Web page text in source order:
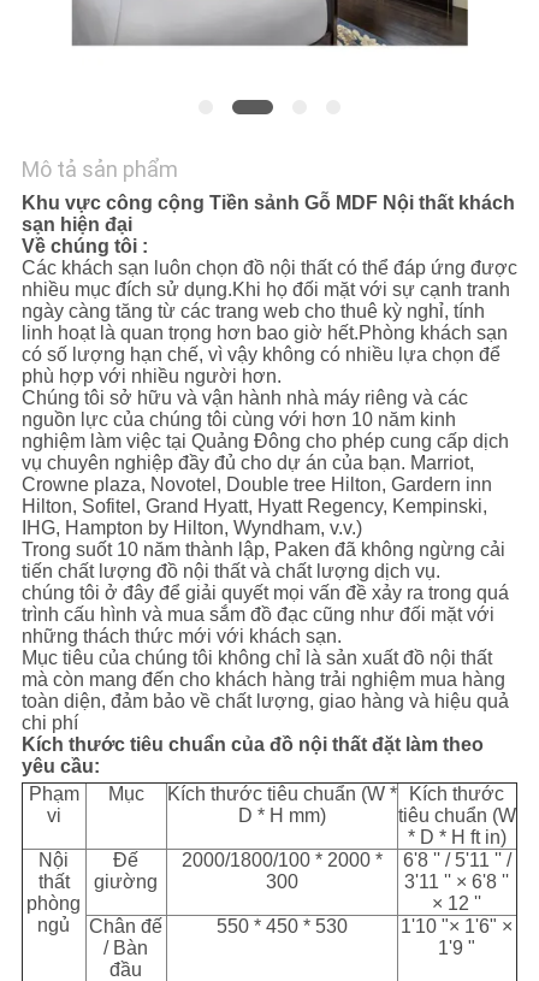
PRIVACY
POLICY
Mô tả sản phẩm
Khu vực công cộng Tiền sảnh Gỗ MDF Nội thất khách
sạn hiện đại
Về chúng tôi :
Các khách sạn luôn chọn đồ nội thất có thể đáp ứng được
nhiều mục đích sử dụng.Khi họ đối mặt với sự cạnh tranh
ngày càng tăng từ các trang web cho thuê kỳ nghỉ, tính
linh hoạt là quan trọng hơn bao giờ hết.Phòng khách sạn
có số lượng hạn chế, vì vậy không có nhiều lựa chọn để
phù hợp với nhiều người hơn.
Chúng tôi sở hữu và vận hành nhà máy riêng và các
nguồn lực của chúng tôi cùng với hơn 10 năm kinh
nghiệm làm việc tại Quảng Đông cho phép cung cấp dịch
vụ chuyên nghiệp đầy đủ cho dự án của bạn. Marriot,
Crowne plaza, Novotel, Double tree Hilton, Gardern inn
Hilton, Sofitel, Grand Hyatt, Hyatt Regency, Kempinski,
IHG, Hampton by Hilton, Wyndham, v.v.)
Trong suốt 10 năm thành lập, Paken đã không ngừng cải
tiến chất lượng đồ nội thất và chất lượng dịch vụ.
chúng tôi ở đây để giải quyết mọi vấn đề xảy ra trong quá
trình cấu hình và mua sắm đồ đạc cũng như đối mặt với
những thách thức mới với khách sạn.
Mục tiêu của chúng tôi không chỉ là sản xuất đồ nội thất
mà còn mang đến cho khách hàng trải nghiệm mua hàng
toàn diện, đảm bảo về chất lượng, giao hàng và hiệu quả
chi phí
Kích thước tiêu chuẩn của đồ nội thất đặt làm theo
yêu cầu:
Phạm
vi
Mục
Kích thước tiêu chuẩn (W *
D * H mm)
Kích thước
tiêu chuẩn (W
* D * H ft in)
Nội
thất
phòng
ngủ
Đế
giường
2000/1800/100 * 2000 *
300
6'8 '' / 5'11 '' /
3'11 '' × 6'8 ''
× 12 ''
Chân đế
/ Bàn
đầu
550 * 450 * 530
1'10 "× 1'6" ×
1'9 "